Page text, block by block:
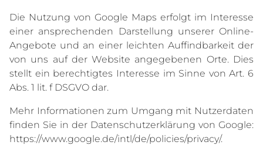
Die Nutzung von Google Maps erfolgt im Interesse
einer ansprechenden Darstellung unserer Online-
Angebote und an einer leichten Auffindbarkeit der
von uns auf der Website angegebenen Orte. Dies
stellt ein berechtigtes Interesse im Sinne von Art. 6
Abs. 1 lit. f DSGVO dar.
Mehr Informationen zum Umgang mit Nutzerdaten
finden Sie in der Datenschutzerklärung von Google:
https://www.google.de/intl/de/policies/privacy/.